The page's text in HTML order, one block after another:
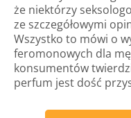
że niektórzy
ze szczegółowymi
Wszystko to mówi o
feromonowych dla
konsumentów
perfum jest dość